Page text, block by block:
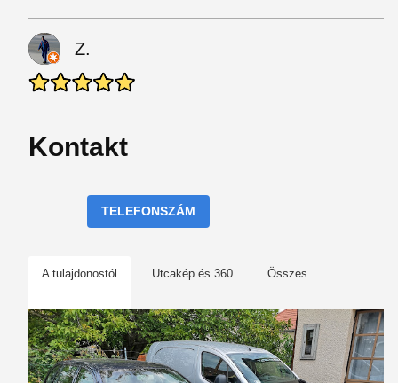
Z.
Kontakt
TELEFONSZÁM
A tulajdonostól Utcakép és 360 Összes